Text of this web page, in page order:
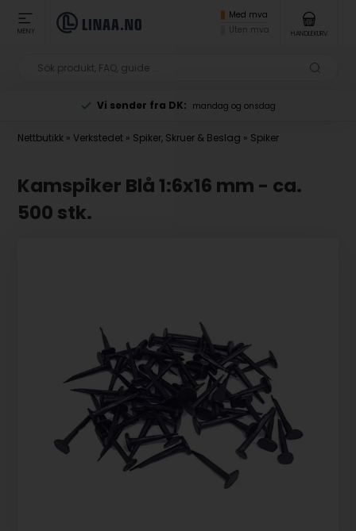
MENY
Med mva
Uten mva
HANDLEKURV
Vi sender fra DK: mandag og onsdag
Nettbutikk »Verkstedet » Spiker, Skruer & Beslag » Spiker
Kamspiker Blå 1:6x16 mm - ca.
500 stk.